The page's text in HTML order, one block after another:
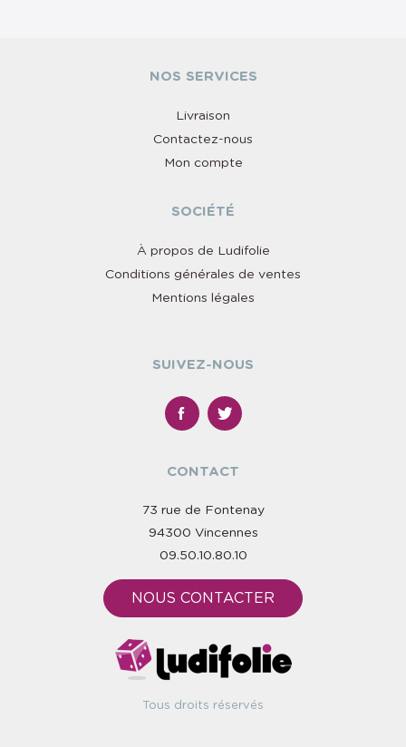
NOS SERVICES
Livraison
Contactez-nous
Mon compte
SOCIÉTÉ
À propos de Ludifolie
Conditions générales de ventes
Mentions légales
SUIVEZ-NOUS
CONTACT
73 rue de Fontenay
94300 Vincennes
09.50.10.80.10
NOUS CONTACTER
Tous droits réservés